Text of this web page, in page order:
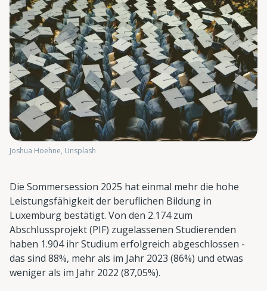
Joshua Hoehne, Unsplash
Die Sommersession 2025 hat einmal mehr die hohe
Leistungsfähigkeit der beruflichen Bildung in
Luxemburg bestätigt. Von den 2.174 zum
Abschlussprojekt (PIF) zugelassenen Studierenden
haben 1.904 ihr Studium erfolgreich abgeschlossen -
das sind 88%, mehr als im Jahr 2023 (86%) und etwas
weniger als im Jahr 2022 (87,05%).